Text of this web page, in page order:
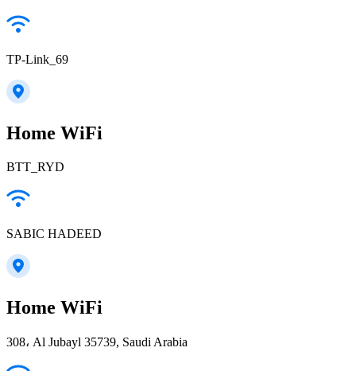
TP-Link_69
Home WiFi
BTT_RYD
SABIC HADEED
Home WiFi
308، Al Jubayl 35739, Saudi Arabia